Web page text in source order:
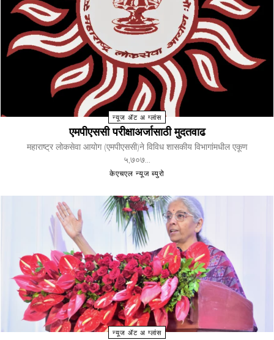
न्यूज ॲट अ ग्लांस
एमपीएससी परीक्षाअर्जासाठी मुदतवाढ
महाराष्ट्र लोकसेवा आयोग (एमपीएससी)ने विविध शासकीय विभागांमधील एकूण
५,७०७...
केएचएल न्यूज ब्युरो
न्यूज ॲट अ ग्लांस